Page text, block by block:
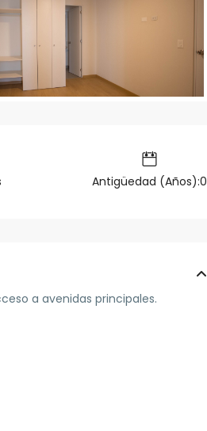
Antigüedad (Años):0
a avenidas principales.